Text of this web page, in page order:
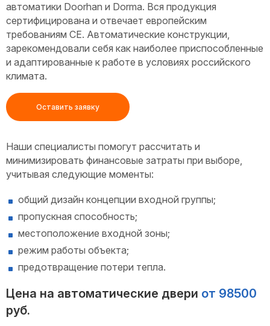
автоматики Doorhan и Dorma. Вся продукция
сертифицирована и отвечает европейским
требованиям СЕ. Автоматические конструкции,
зарекомендовали себя как наиболее приспособленные
и адаптированные к работе в условиях российского
климата.
Оставить заявку
Наши специалисты помогут рассчитать и
минимизировать финансовые затраты при выборе,
учитывая следующие моменты:
общий дизайн концепции входной группы;
пропускная способность;
местоположение входной зоны;
режим работы объекта;
предотвращение потери тепла.
Цена на автоматические двери от 98500
руб.